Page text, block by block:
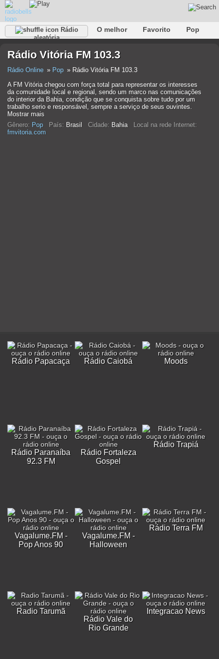
Rádio
aleatória
O melhor Favorito
Pop
Rap
Falk Jazz Bebê
Rádio Vitória FM 103.3
Rádio Online Pop
Rádio Vitória FM 103.3
A FM Vitória chegou com força total para representar os interesses
da comunidade local e regional, sendo um marco nas comunicações
do interior da Bahia, condição que se conquista sobre tudo por um
trabalho serio e responsável, sempre a serviço de seus ouvintes.
Mostrar mais
Gênero: Pop País: Brasil Cidade: Bahia
Local na rede Internet:
fmvitoria.com
Rádio Papacaça Rádio Caiobá Moods
Rádio Paranaíba
92.3 FM
Rádio Fortaleza
Gospel
Rádio Trapiá
Vagalume.FM -
Pop Anos 90
Vagalume.FM -
Halloween
Rádio Terra FM
Radio Tarumã
Rádio Vale do
Rio Grande
Integracao News